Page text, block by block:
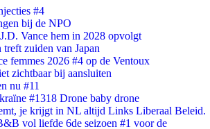
#4
bij de NPO
Vance hem in 2028 opvolgt
zuiden van Japan
femmes 2026 #4 op de Ventoux
zichtbaar bij aansluiten
nu #11
#1318 Drone baby drone
je krijgt in NL altijd Links Liberaal Beleid.
vol liefde 6de seizoen #1 voor de